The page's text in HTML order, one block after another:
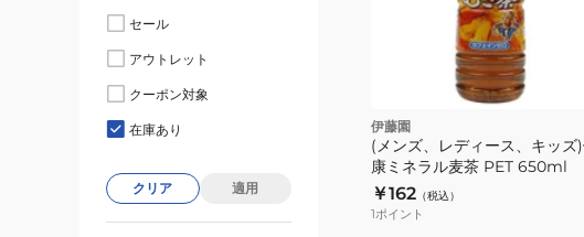
伊藤園
(メンズ、レディース、キッズ
康ミネラル麦茶 PET 650ml
￥162 （税込）
1ポイント
セール
アウトレット
クーポン対象
在庫あり
クリア 適用